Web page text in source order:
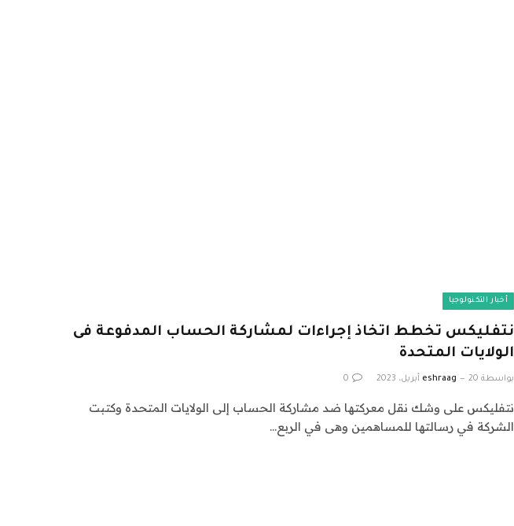
أخبار التكنولوجيا
نتفليكس تخطط اتخاذ إجراءات لمشاركة الحساب المدفوعة فى
الولايات المتحدة
بواسطة eshraag 20 أبريل، 2023 0
نتفليكس على وشك نقل معركتها ضد مشاركة الحساب إلى الولايات المتحدة وكتبت
الشركة في رسالتها للمساهمين وهى في الربع…